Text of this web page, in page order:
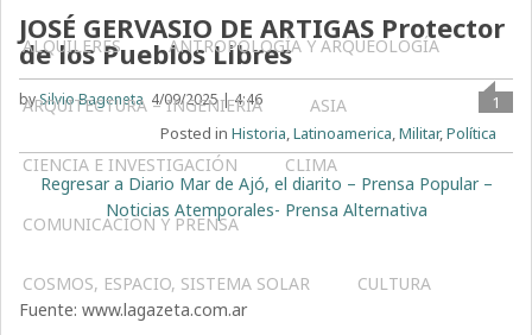
ALQUILERES ANTROPOLOGÍA Y ARQUEOLOGÍA
ARQUITECTURA – INGENIERIA ASIA
CIENCIA E INVESTIGACIÓN CLIMA
COMUNICACIÓN Y PRENSA
COSMOS, ESPACIO, SISTEMA SOLAR CULTURA
JOSÉ GERVASIO DE ARTIGAS Protector
de los Pueblos Libres
bySilvio Bageneta 4/09/2025 | 4:46
1
Posted in Historia,Latinoamerica,Militar,Política
Regresar a Diario Mar de Ajó, el diarito – Prensa Popular –
Noticias Atemporales- Prensa Alternativa
Fuente: www.lagazeta.com.ar